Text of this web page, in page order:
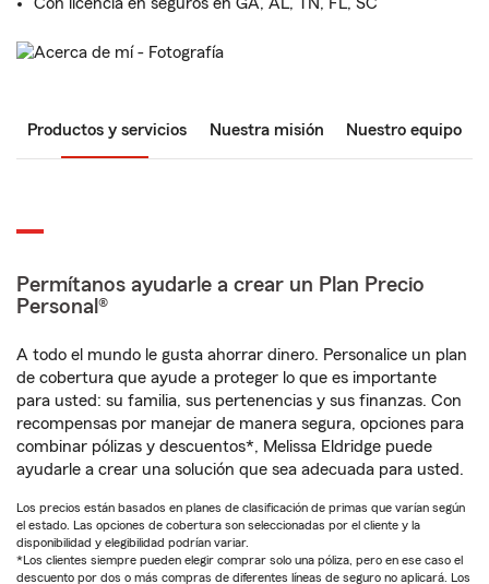
Productos y servicios Nuestra misión Nuestro equipo
Permítanos ayudarle a crear un Plan Precio
Personal®
A todo el mundo le gusta ahorrar dinero. Personalice un plan
de cobertura que ayude a proteger lo que es importante
para usted: su familia, sus pertenencias y sus finanzas. Con
recompensas por manejar de manera segura, opciones para
combinar pólizas y descuentos*, Melissa Eldridge puede
ayudarle a crear una solución que sea adecuada para usted.
Los precios están basados en planes de clasificación de primas que varían según
el estado. Las opciones de cobertura son seleccionadas por el cliente y la
disponibilidad y elegibilidad podrían variar.
*Los clientes siempre pueden elegir comprar solo una póliza, pero en ese caso el
descuento por dos o más compras de diferentes líneas de seguro no aplicará. Los